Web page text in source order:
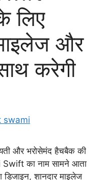
लिए
और
करेगी
swami
और भरोसेमंद हैचबैक की
Swift का नाम सामने आता
शानदार माइलेज